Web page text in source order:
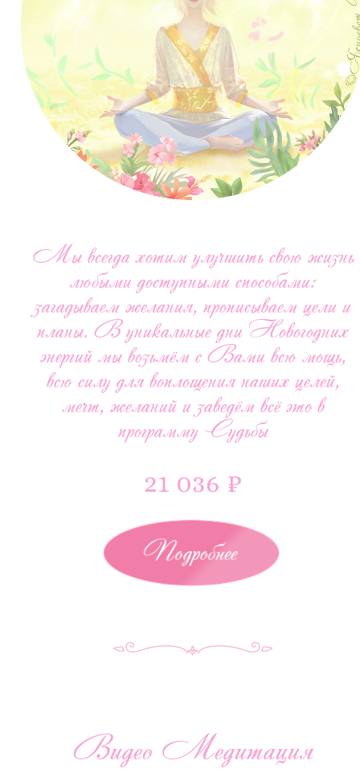
Мы всегда хотим улучшить свою жизнь
любыми доступными способами:
загадываем желания, прописываем цели и
планы. В уникальные дни Новогодних
энергий мы возьмём с Вами всю мощь,
всю силу для воплощения наших целей,
мечт, желаний и заведём всё это в
программу Судьбы
21 036 ₽
Подробнее
Видео Медитация